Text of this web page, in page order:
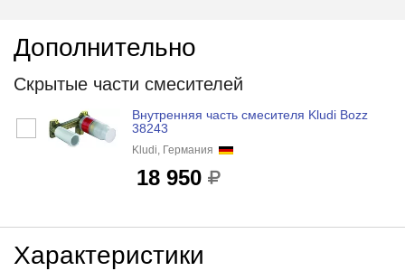
Дополнительно
Скрытые части смесителей
Внутренняя часть смесителя Kludi Bozz
38243
Kludi, Германия
18 950
Характеристики